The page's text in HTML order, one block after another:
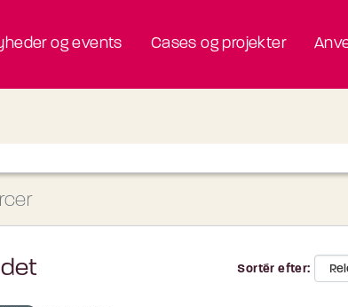
og events Cases og projekter
Sortér efter